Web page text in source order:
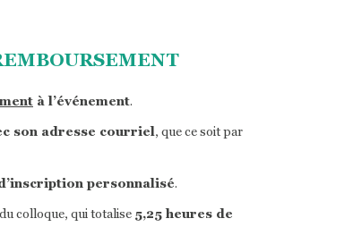
à l’événement.
son adresse courriel, que ce soit par
personnalisé.
colloque, qui totalise 5,25 heures de